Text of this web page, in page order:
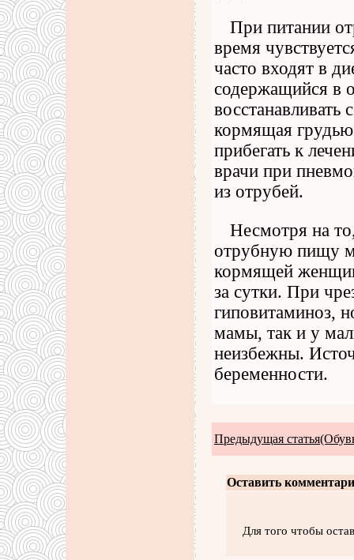
При питании
время
часто входят в
содержащийся в
восстанавливать
кормящая грудью
прибегать к
врачи при
из отрубей.
Несмотря на
отрубную пищу
кормящей
за сутки. При
гиповитаминоз,
мамы, так и у
неизбежны.
беременности.
Предыдущая
Оставить
Для того чтобы